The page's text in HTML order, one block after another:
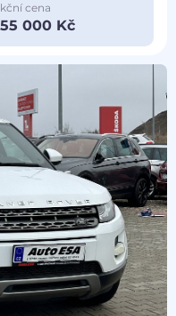
cena
000 Kč